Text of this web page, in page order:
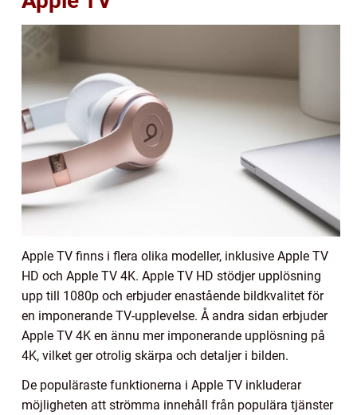
Apple TV finns i flera olika modeller, inklusive Apple TV
HD och Apple TV 4K. Apple TV HD stödjer upplösning
upp till 1080p och erbjuder enastående bildkvalitet för
en imponerande TV-upplevelse. Å andra sidan erbjuder
Apple TV 4K en ännu mer imponerande upplösning på
4K, vilket ger otrolig skärpa och detaljer i bilden.
De populäraste funktionerna i Apple TV inkluderar
möjligheten att strömma innehåll från populära tjänster